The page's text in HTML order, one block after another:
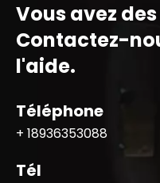
Vous avez
Contactez-
l'aide.
Téléphone
+ 18936353088
Tél